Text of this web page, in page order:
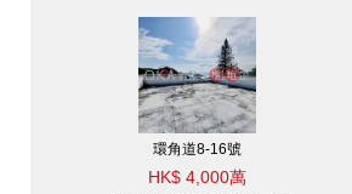
環角道8-16號
HK$ 4,000萬